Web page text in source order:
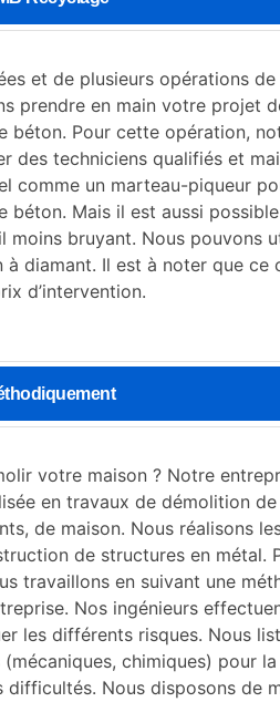
et de plusieurs opérations de
prendre en main votre projet
béton. Pour cette opération,
des techniciens qualifiés et
comme un marteau-piqueur
béton. Mais il est aussi
moins bruyant. Nous pouvons
à diamant. Il est à noter que ce
d’intervention.
votre maison ? Notre
en travaux de démolition
de maison. Nous réalisons
de structures en métal.
travaillons en suivant une
Nos ingénieurs
les différents risques. Nous
chimiques) pour la
difficultés. Nous disposons de